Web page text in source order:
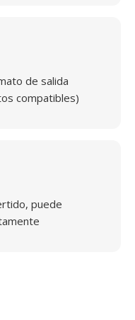
de salida
compatibles)
puede